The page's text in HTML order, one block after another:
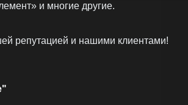
и многие другие.
репутацией и нашими клиентами!